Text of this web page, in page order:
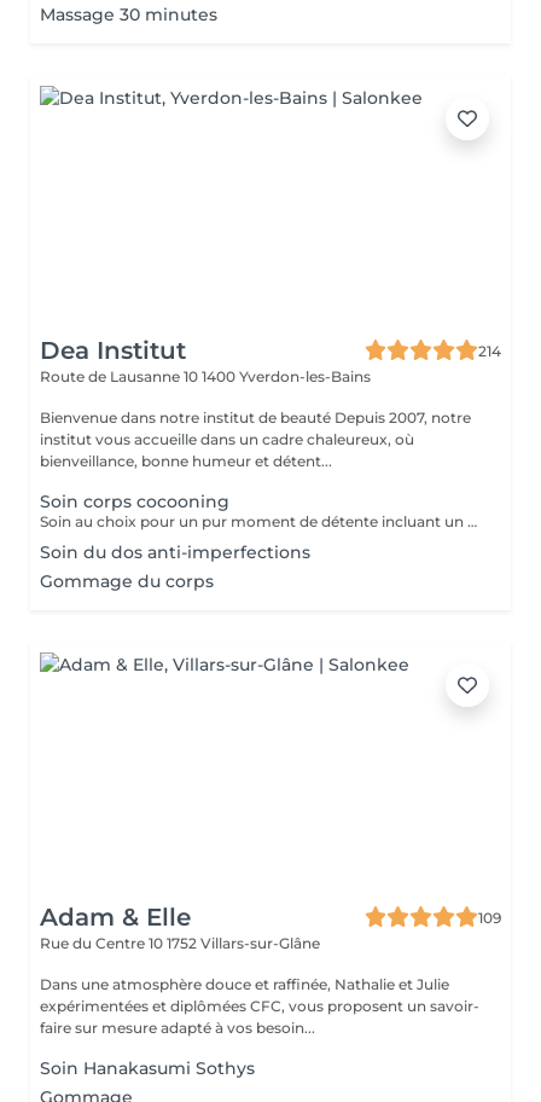
Massage 30 minutes
Dea Institut
214
Route de Lausanne 10 1400 Yverdon-les-Bains
Bienvenue dans notre institut de beauté Depuis 2007, notre
institut vous accueille dans un cadre chaleureux, où
bienveillance, bonne humeur et détent...
Soin corps cocooning
Soin au choix pour un pur moment de détente incluant un gommage et un massage spécifique relaxant. Escale au Japon - Hanakasumi Escale en Polynésie - Ile pacifique La signature Baïja ; Moana , délirium floral , minuit chéri, lost paradise , île d'azur, jardin pallanca.
Soin du dos anti-imperfections
Gommage du corps
Adam & Elle
109
Rue du Centre 10 1752 Villars-sur-Glâne
Dans une atmosphère douce et raffinée, Nathalie et Julie
expérimentées et diplômées CFC, vous proposent un savoir-
faire sur mesure adapté à vos besoin...
Soin Hanakasumi Sothys
Gommage